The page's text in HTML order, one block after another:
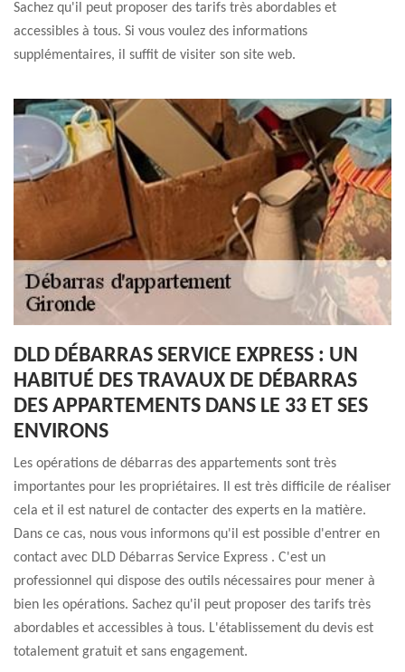
Sachez qu'il peut proposer des tarifs très abordables et
accessibles à tous. Si vous voulez des informations
supplémentaires, il suffit de visiter son site web.
DLD DÉBARRAS SERVICE EXPRESS : UN
HABITUÉ DES TRAVAUX DE DÉBARRAS
DES APPARTEMENTS DANS LE 33 ET SES
ENVIRONS
Les opérations de débarras des appartements sont très
importantes pour les propriétaires. Il est très difficile de réaliser
cela et il est naturel de contacter des experts en la matière.
Dans ce cas, nous vous informons qu'il est possible d'entrer en
contact avec DLD Débarras Service Express . C'est un
professionnel qui dispose des outils nécessaires pour mener à
bien les opérations. Sachez qu'il peut proposer des tarifs très
abordables et accessibles à tous. L'établissement du devis est
totalement gratuit et sans engagement.